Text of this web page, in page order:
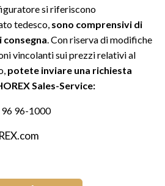
si riferiscono
tedesco, sono comprensivi di
consegna. Con riserva di modifiche
vincolanti sui prezzi relativi al
potete inviare una richiesta
Sales-Service:
96-1000